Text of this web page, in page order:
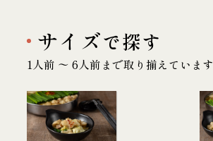
サイズで探す
1人前 〜 6人前まで取り揃えています